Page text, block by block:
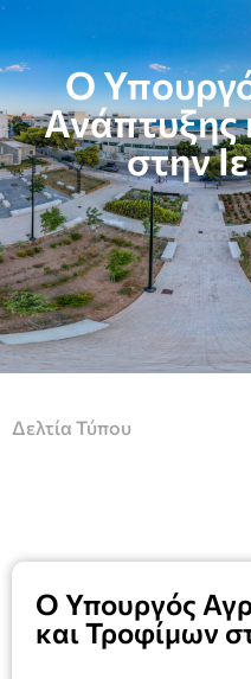
Ο
Ανάπτυξης
στην
Δελτία Τύπου
Ο Υπουργός
και Τροφίμων